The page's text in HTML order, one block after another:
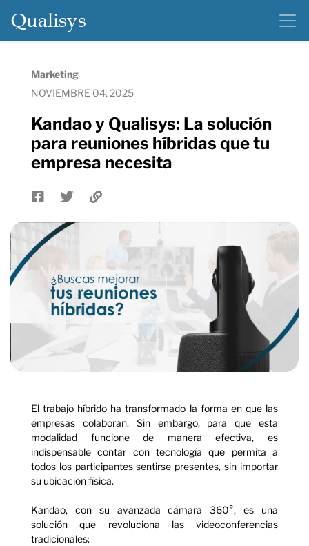
Qualisys
Marketing
NOVIEMBRE 04, 2025
Kandao y Qualisys: La solución
para reuniones híbridas que tu
empresa necesita
El trabajo híbrido ha transformado la forma en que las
empresas colaboran. Sin embargo, para que esta
modalidad funcione de manera efectiva, es
indispensable contar con tecnología que permita a
todos los participantes sentirse presentes, sin importar
su ubicación física.
Kandao, con su avanzada cámara 360°, es una
solución que revoluciona las videoconferencias
tradicionales: